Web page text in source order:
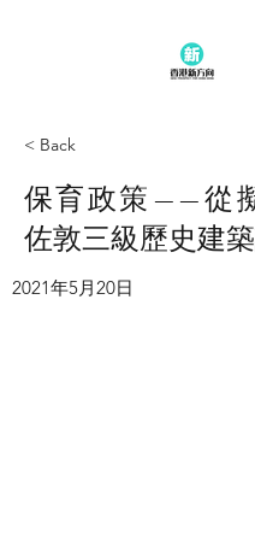
< Back
保育政策——從
佐敦三級歷史建
2021年5月20日